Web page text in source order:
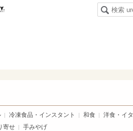
冷凍食品・インスタント 和食 洋食・イ
寄せ 手みやげ